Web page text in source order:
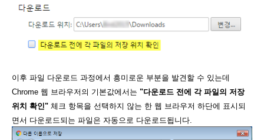
이후 파일 다운로드 과정에서 흥미로운 부분을 발견할 수 있는데
Chrome 웹 브라우저의 기본값에서는 "다운로드 전에 각 파일의 저장
위치 확인" 체크 항목을 선택하지 않는 한 웹 브라우저 하단에 표시되
면서 다운로드되는 파일은 자동으로 다운로드됩니다.